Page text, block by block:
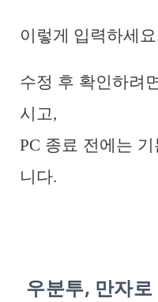
이렇게 입력하세
수정 후 확인하려
시고,
PC 종료 전에는
니다.
우분투, 만자